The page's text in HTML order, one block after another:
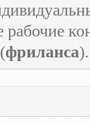
рабочие
(фриланса).